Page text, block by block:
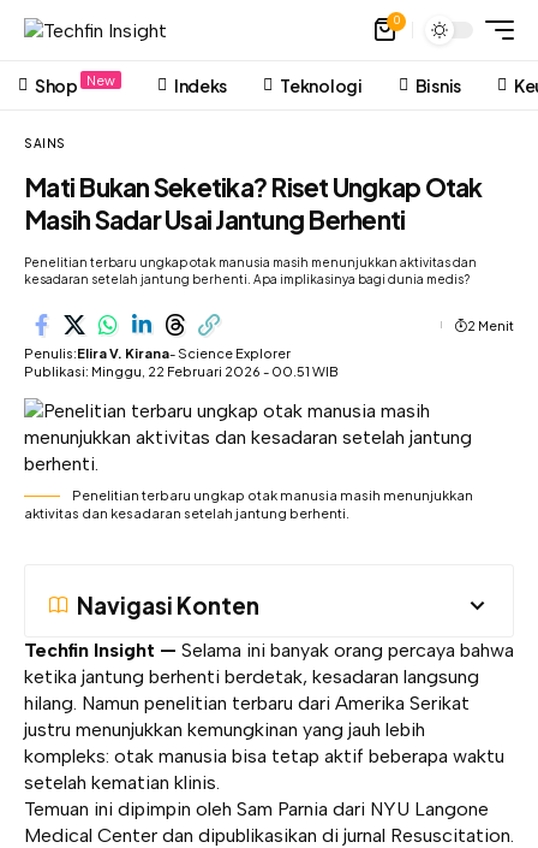
0
Shop New Indeks Teknologi Bisnis
SAINS
Mati Bukan Seketika? Riset Ungkap Otak
Masih Sadar Usai Jantung Berhenti
Penelitian terbaru ungkap otak manusia masih menunjukkan aktivitas dan
kesadaran setelah jantung berhenti. Apa implikasinya bagi dunia medis?
Penulis:Elira V. Kirana- Science Explorer
Publikasi: Minggu, 22 Februari 2026 - 00.51 WIB
2 Menit
Penelitian terbaru ungkap otak manusia masih menunjukkan
aktivitas dan kesadaran setelah jantung berhenti.
Navigasi Konten
Techfin Insight — Selama ini banyak orang percaya bahwa
ketika jantung berhenti berdetak, kesadaran langsung
hilang. Namun penelitian terbaru dari Amerika Serikat
justru menunjukkan kemungkinan yang jauh lebih
kompleks: otak manusia bisa tetap aktif beberapa waktu
setelah kematian klinis.
Temuan ini dipimpin oleh Sam Parnia dari NYU Langone
Medical Center dan dipublikasikan di jurnal Resuscitation.